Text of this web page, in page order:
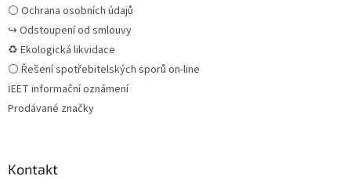
⚪ Ochrana osobních údajů
↪ Odstoupení od smlouvy
♻ Ekologická likvidace
⚪ Řešení spotřebitelských sporů on-line
ℹEET informační oznámení
Prodávané značky
Kontakt